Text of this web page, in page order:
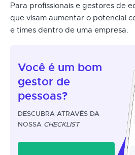
Para profissionais e gestores de
que visam aumentar o potencial
e times dentro de uma empresa.
Você é um bom
gestor de
pessoas?
DESCUBRA ATRAVÉS DA
NOSSA CHECKLIST